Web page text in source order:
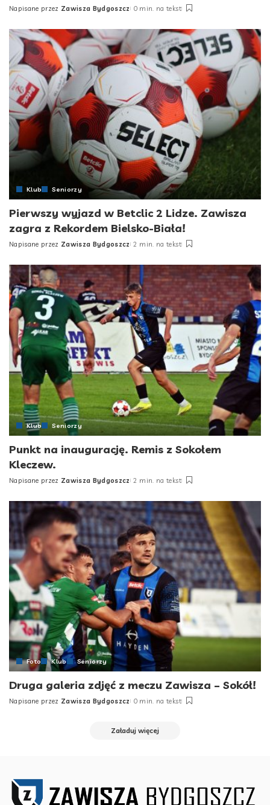
Posted
Napisane przez Zawisza Bydgoszcz 0 min. na tekst
Klub Seniorzy
Pierwszy wyjazd w Betclic 2 Lidze. Zawisza
zagra z Rekordem Bielsko-Biała!
Posted
Napisane przez Zawisza Bydgoszcz 2 min. na tekst
Klub Seniorzy
Punkt na inaugurację. Remis z Sokołem
Kleczew.
Posted
Napisane przez Zawisza Bydgoszcz 2 min. na tekst
Foto Klub Seniorzy
Druga galeria zdjęć z meczu Zawisza – Sokół!
Posted
Napisane przez Zawisza Bydgoszcz 0 min. na tekst
Załaduj więcej